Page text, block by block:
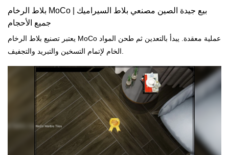
بلاط الرخام MoCo | بيع جيدة الصين مصنعي بلاط السيراميك
جميع الأحجام
يعتبر تصنيع بلاط الرخام MoCo عملية معقدة. يبدأ بالتعدين ثم طحن المواد
الخام لإتمام التسخين والتبريد والتجفيف.